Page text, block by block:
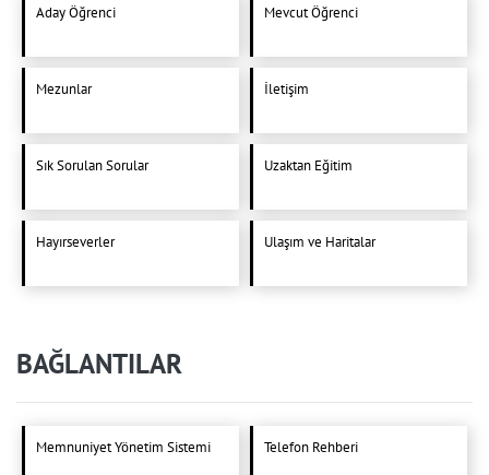
Aday Öğrenci Mevcut Öğrenci
Mezunlar İletişim
Sık Sorulan Sorular Uzaktan Eğitim
Hayırseverler Ulaşım ve Haritalar
BAĞLANTILAR
Memnuniyet Yönetim Sistemi Telefon Rehberi